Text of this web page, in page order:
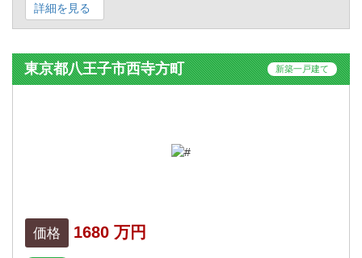
詳細を見る
東京都八王子市西寺方町 新築一戸建て
価格 1680 万円